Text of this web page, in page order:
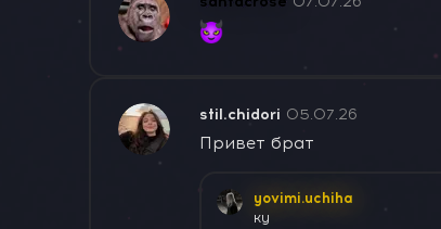
stil.chidori 05.07.26
Привет брат
yovimi.uchiha
ку